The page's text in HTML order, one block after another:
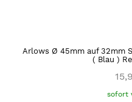
Arlows Ø 45mm auf 32mm
( Blau )
sofort